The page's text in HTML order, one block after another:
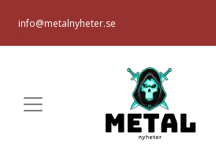
info@metalnyheter.se